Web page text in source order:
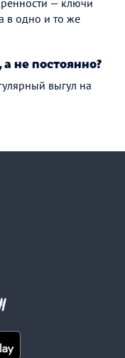
— ключи
в одно и то же
не постоянно?
выгул на